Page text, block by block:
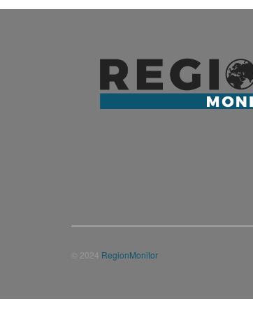
© 2024 RegionMonitor